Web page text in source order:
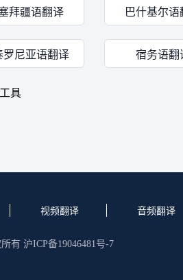
拜疆语翻译 巴什基尔语
罗尼亚语翻译 宿务语翻
具
视频翻译 音频翻译
有 沪ICP备19046481号-7